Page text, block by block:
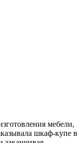
мебели,
шкаф-купе в